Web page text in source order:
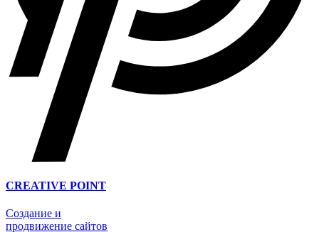
CREATIVE POINT
Создание и
продвижение сайтов